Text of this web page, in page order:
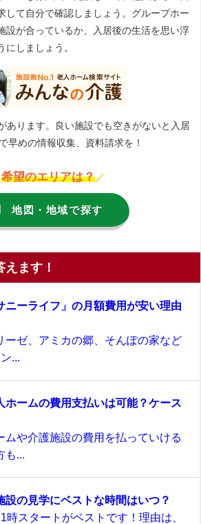
して自分で確認しましょう。グループホー
設が合っているか、入居後の生活を思い浮
にしましょう。
あります。良い施設でも空きがないと入居
早めの情報収集、資料請求を！
希望のエリアは？ ／
地図・地域で探す
ます！
ニーライフ」の月額費用が安い理由
ーゼ、アミカの郷、そんぽの家など
...
ホームの費用支払いは可能？ケース
ムや介護施設の費用を払っていける
も...
設の見学にベストな時間はいつ？
時スタートがベストです！理由は、